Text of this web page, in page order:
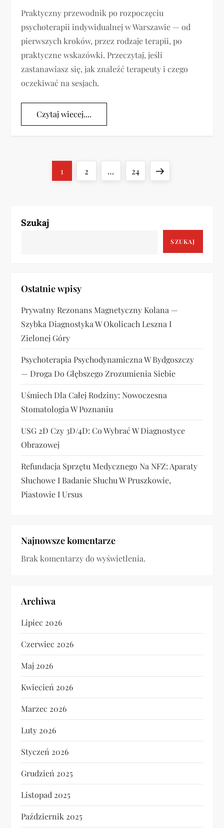
Praktyczny przewodnik po rozpoczęciu
psychoterapii indywidualnej w Warszawie — od
pierwszych kroków, przez rodzaje terapii, po
praktyczne wskazówki. Przeczytaj, jeśli
zastanawiasz się, jak znaleźć terapeuty i czego
oczekiwać na sesjach.
Czytaj wiecej....
w
w
w
Page
1 Page
2 … Page
24
Next
Szukaj
SZUKAJ
Ostatnie wpisy
Prywatny Rezonans Magnetyczny Kolana —
Szybka Diagnostyka W Okolicach Leszna I
Zielonej Góry
Psychoterapia Psychodynamiczna W Bydgoszczy
— Droga Do Głębszego Zrozumienia Siebie
Uśmiech Dla Całej Rodziny: Nowoczesna
Stomatologia W Poznaniu
USG 2D Czy 3D/4D: Co Wybrać W Diagnostyce
Obrazowej
Refundacja Sprzętu Medycznego Na NFZ: Aparaty
Słuchowe I Badanie Słuchu W Pruszkowie,
Piastowie I Ursus
Najnowsze komentarze
Brak komentarzy do wyświetlenia.
Archiwa
Lipiec 2026
Czerwiec 2026
Maj 2026
Kwiecień 2026
Marzec 2026
Luty 2026
Styczeń 2026
Grudzień 2025
Listopad 2025
Październik 2025